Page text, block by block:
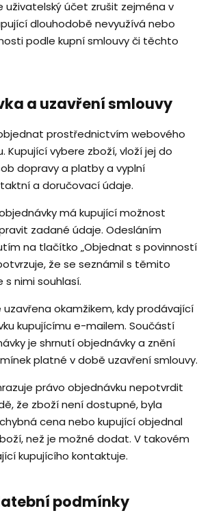
uživatelský účet zrušit zejména v
dlouhodobě nevyužívá nebo
podle kupní smlouvy či těchto
a uzavření smlouvy
prostřednictvím webového
Kupující vybere zboží, vloží jej do
dopravy a platby a vyplní
a doručovací údaje.
má kupující možnost
zadané údaje. Odesláním
na tlačítko „Objednat s povinností
že se seznámil s těmito
s nimi souhlasí.
uzavřena okamžikem, kdy prodávající
kupujícímu e-mailem. Součástí
je shrnutí objednávky a znění
platné v době uzavření smlouvy.
právo objednávku nepotvrdit
že zboží není dostupné, byla
cena nebo kupující objednal
než je možné dodat. V takovém
kupujícího kontaktuje.
podmínky